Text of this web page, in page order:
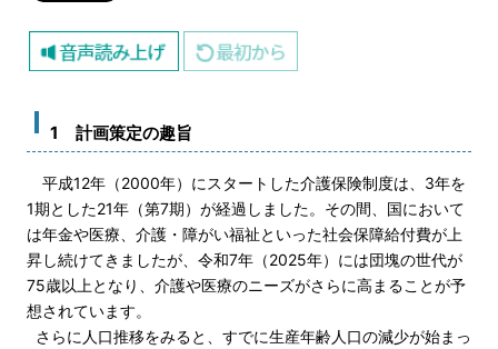
1 計画策定の趣旨
平成12年（2000年）にスタートした介護保険制度は、3年を
1期とした21年（第7期）が経過しました。その間、国において
は年金や医療、介護・障がい福祉といった社会保障給付費が上
昇し続けてきましたが、令和7年（2025年）には団塊の世代が
75歳以上となり、介護や医療のニーズがさらに高まることが予
想されています。
さらに人口推移をみると、すでに生産年齢人口の減少が始まっ